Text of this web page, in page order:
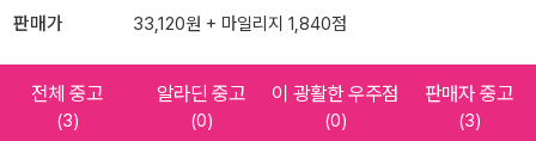
판매가 33,120원 + 마일리지 1,840점
전체 중고
(3)
알라딘 중고
(0)
이 광활한 우주점
(0)
판매자 중고
(3)